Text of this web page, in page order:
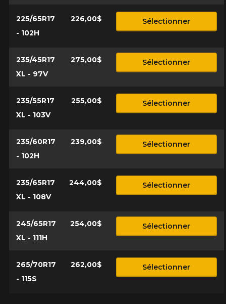
225/65R17
- 102H
226,00$ Sélectionner
235/45R17
XL - 97V
275,00$ Sélectionner
235/55R17
XL - 103V
255,00$ Sélectionner
235/60R17
- 102H
239,00$ Sélectionner
235/65R17
XL - 108V
244,00$ Sélectionner
245/65R17
XL - 111H
254,00$ Sélectionner
265/70R17
- 115S
262,00$ Sélectionner